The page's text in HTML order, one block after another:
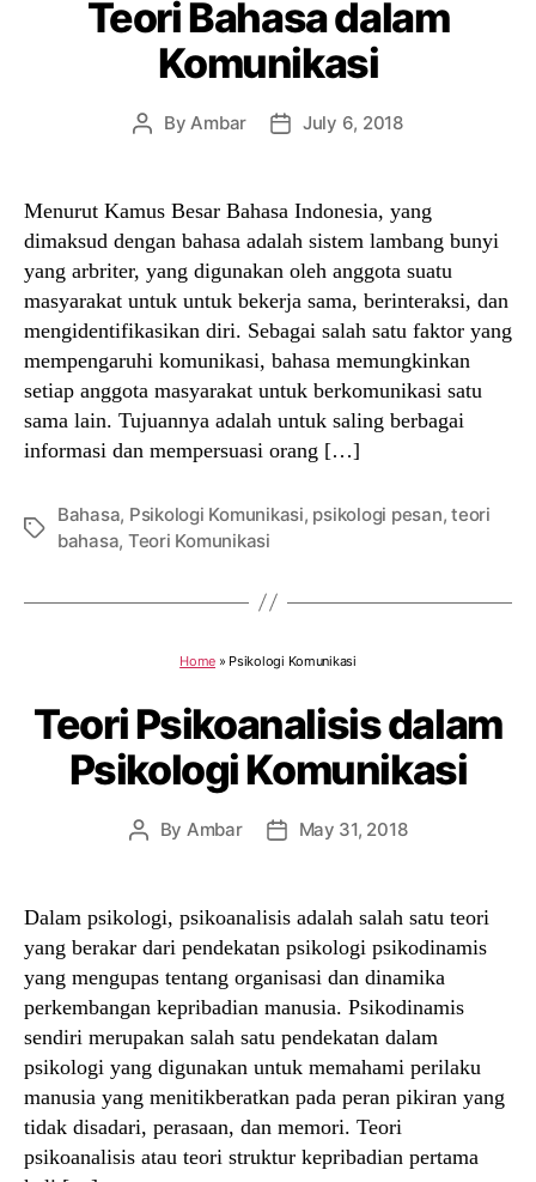
Teori Bahasa dalam
Komunikasi
PostByAmbar
PostJuly 6, 2018
Menurut Kamus Besar Bahasa Indonesia, yang
dimaksud dengan bahasa adalah sistem lambang bunyi
yang arbriter, yang digunakan oleh anggota suatu
masyarakat untuk untuk bekerja sama, berinteraksi, dan
mengidentifikasikan diri. Sebagai salah satu faktor yang
mempengaruhi komunikasi, bahasa memungkinkan
setiap anggota masyarakat untuk berkomunikasi satu
sama lain. Tujuannya adalah untuk saling berbagai
informasi dan mempersuasi orang […]
Tags
Bahasa, Psikologi Komunikasi, psikologi pesan,teori
bahasa, Teori Komunikasi
Home » Psikologi Komunikasi
Teori Psikoanalisis dalam
Psikologi Komunikasi
Post
By Ambar
PostMay 31, 2018
Dalam psikologi, psikoanalisis adalah salah satu teori
yang berakar dari pendekatan psikologi psikodinamis
yang mengupas tentang organisasi dan dinamika
perkembangan kepribadian manusia. Psikodinamis
sendiri merupakan salah satu pendekatan dalam
psikologi yang digunakan untuk memahami perilaku
manusia yang menitikberatkan pada peran pikiran yang
tidak disadari, perasaan, dan memori. Teori
psikoanalisis atau teori struktur kepribadian pertama